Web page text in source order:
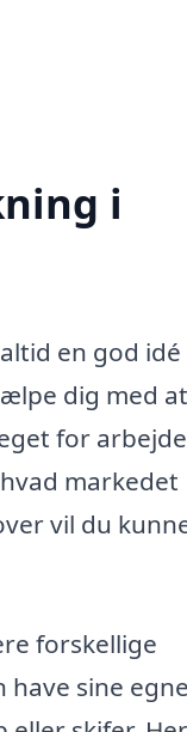
i
en god idé
dig med at
for
markedet
vil du
forskellige
sine egne